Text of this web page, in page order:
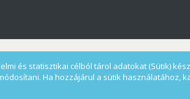
és statisztikai célból tárol adatokat (Sütik)
Ha hozzájárul a sütik használatához,